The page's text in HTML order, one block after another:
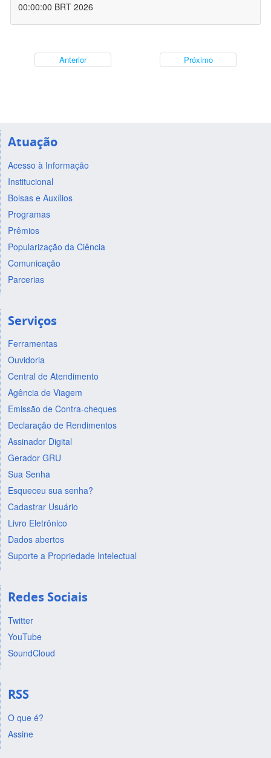
00:00:00 BRT 2026
Anterior Próximo
Atuação
Acesso à Informação
Institucional
Bolsas e Auxílios
Programas
Prêmios
Popularização da Ciência
Comunicação
Parcerias
Serviços
Ferramentas
Ouvidoria
Central de Atendimento
Agência de Viagem
Emissão de Contra-cheques
Declaração de Rendimentos
Assinador Digital
Gerador GRU
Sua Senha
Esqueceu sua senha?
Cadastrar Usuário
Livro Eletrônico
Dados abertos
Suporte a Propriedade Intelectual
Redes Sociais
Twitter
YouTube
SoundCloud
RSS
O que é?
Assine